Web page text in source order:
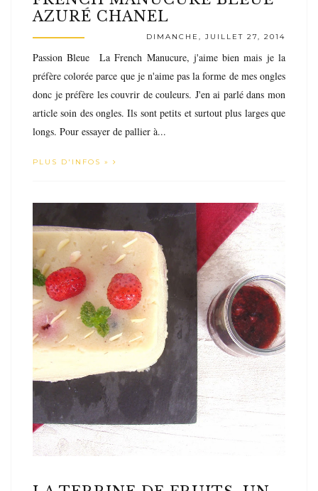
AZURÉ CHANEL
DIMANCHE, JUILLET 27, 2014
Passion Bleue La French Manucure, j'aime bien mais je la
préfère colorée parce que je n'aime pas la forme de mes ongles
donc je préfère les couvrir de couleurs. J'en ai parlé dans mon
article soin des ongles. Ils sont petits et surtout plus larges que
longs. Pour essayer de pallier à...
PLUS D'INFOS »